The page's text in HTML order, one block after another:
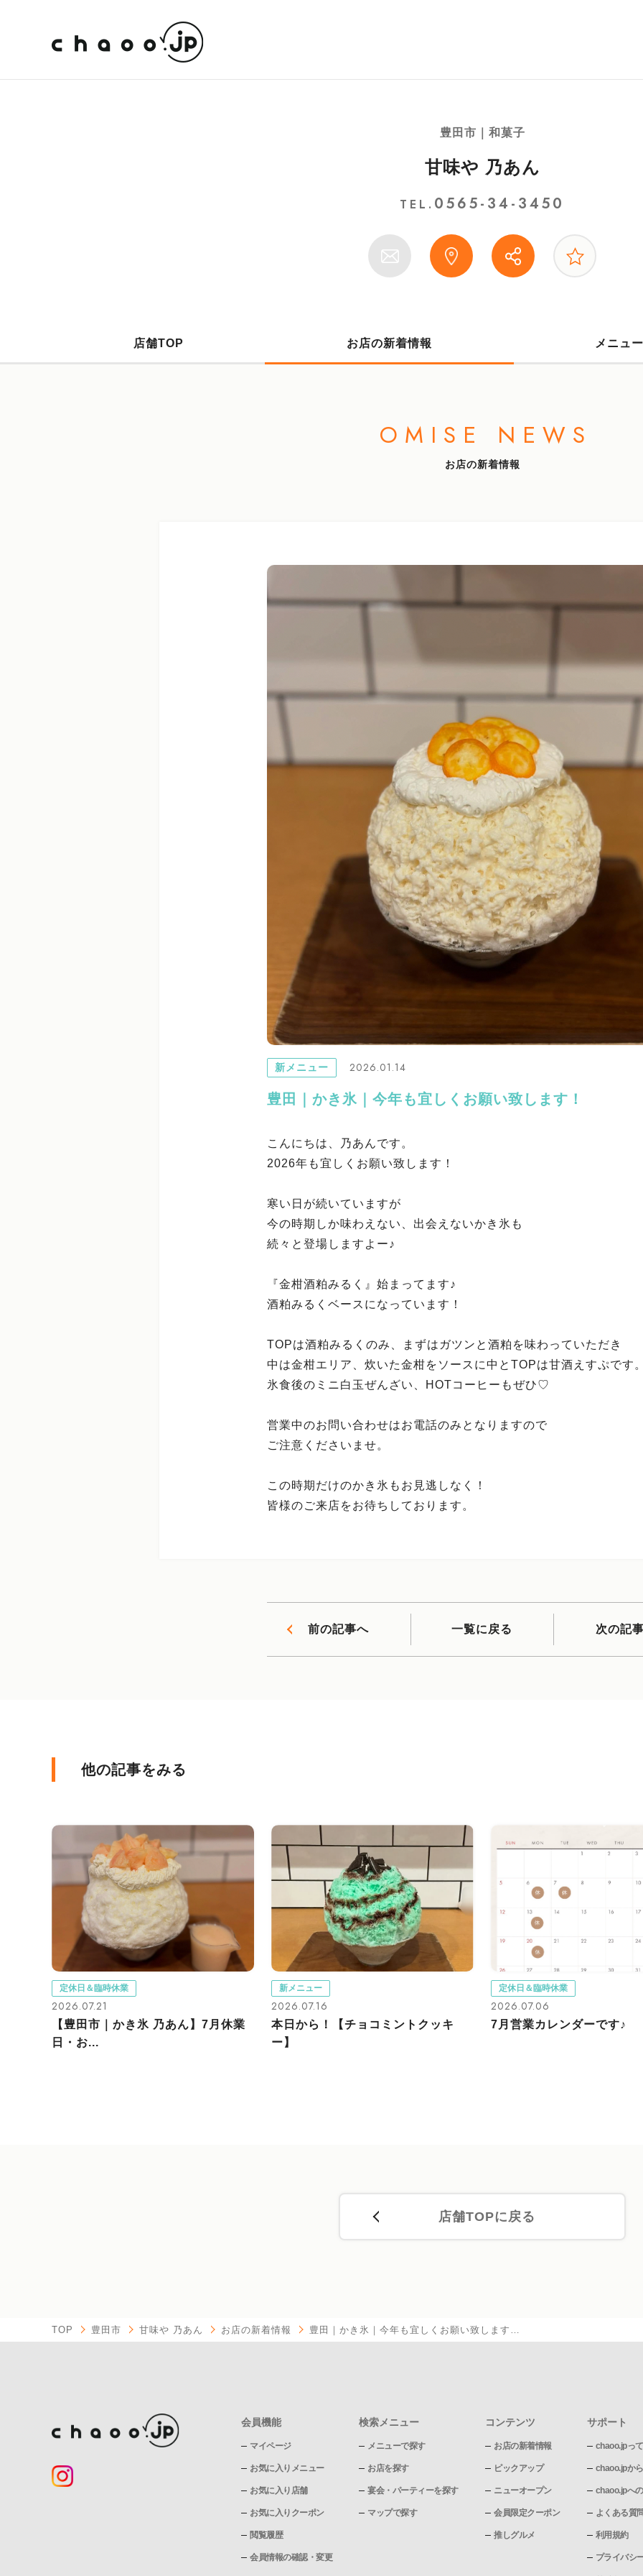
豊田市｜和菓子
甘味や 乃あん
TEL. 0565-34-3450
店舗TOP お店の新着情報 メニュ
OMISE NEWS
お店の新着情報
新メニュー 2026.01.14
豊田｜かき氷｜今年も宜しくお願い致します！
こんにちは、乃あんです。
2026年も宜しくお願い致します！
寒い日が続いていますが
今の時期しか味わえない、出会えないかき氷も
続々と登場しますよー♪
『金柑酒粕みるく』始まってます♪
酒粕みるくベースになっています！
TOPは酒粕みるくのみ、まずはガツンと酒粕を味わっていただき
中は金柑エリア、炊いた金柑をソースに中とTOPは甘酒えすぷです
氷食後のミニ白玉ぜんざい、HOTコーヒーもぜひ♡
営業中のお問い合わせはお電話のみとなりますので
ご注意くださいませ。
この時期だけのかき氷もお見逃しなく！
皆様のご来店をお待ちしております。
前の記事へ 次の記
一覧に戻る
他の記事をみる
定休日＆臨時休業
2026.07.21
【豊田市｜かき氷 乃あん】7月休業
日・お...
新メニュー
2026.07.16
本日から！【チョコミントクッキ
ー】
定休日＆臨時休業
2026.07.06
7月営業カレンダーです♪
店舗TOPに戻る
TOP 豊田市 甘味や 乃あん お店の新着情報 豊田｜かき氷｜今年も宜しくお願い致します…
会員機能
マイページ
お気に入りメニュー
お気に入り店舗
お気に入りクーポン
閲覧履歴
会員情報の確認・変更
検索メニュー
メニューで探す
お店を探す
宴会・パーティーを探す
マップで探す
コンテンツ
お店の新着情報
ピックアップ
ニューオープン
会員限定クーポン
推しグルメ
サポート
chaoo.jpっ
chaoo.jpか
chaoo.jpへ
よくある質
利用規約
プライバシ